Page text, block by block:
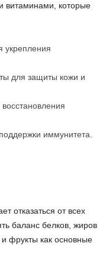
витаминами, которые
укрепления
для защиты кожи и
иммунитета.
отказаться от всех
баланс белков, жиров
фрукты как основные